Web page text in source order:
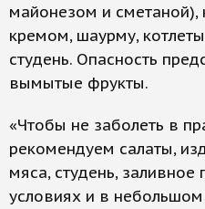
майонезом и сметаной),
кремом, шаурму,
студень. Опасность
вымытые фрукты.
«Чтобы не заболеть в
рекомендуем салаты,
мяса, студень,
условиях и в